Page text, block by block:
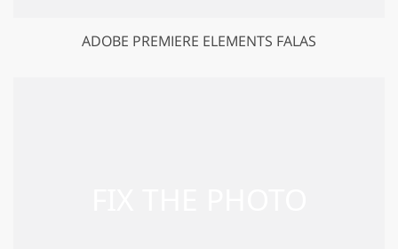
ADOBE PREMIERE ELEMENTS FALAS